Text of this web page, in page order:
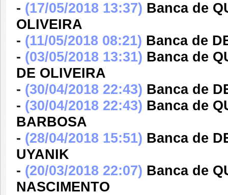
- (17/05/2018 13:37) Banca de
OLIVEIRA
- (11/05/2018 08:21) Banca de
- (03/05/2018 13:31) Banca de
DE OLIVEIRA
- (30/04/2018 22:43) Banca de
- (30/04/2018 22:43) Banca de
BARBOSA
- (28/04/2018 15:51) Banca de
UYANIK
- (20/03/2018 22:07) Banca de
NASCIMENTO